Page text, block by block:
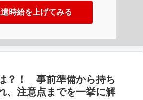
時給を上げてみる
？！ 事前準備から持ち
、注意点までを一挙に解